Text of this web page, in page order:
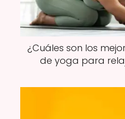
¿Cuáles son los
de yoga para